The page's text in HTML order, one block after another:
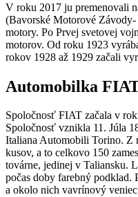
V roku 2017 ju premenovali
(Bavorské Motorové
motory. Po Prvej svetovej
motorov. Od roku 1923
rokov 1928 až 1929 začali
Automobilka
Spoločnosť FIAT začala v
Spoločnosť vznikla 11. Júla
Italiana Automobili Torino. Z
kusov, a to celkovo 150
továrne, jedinej v Taliansku.
počas doby farebný podklad.
a okolo nich vavrínový